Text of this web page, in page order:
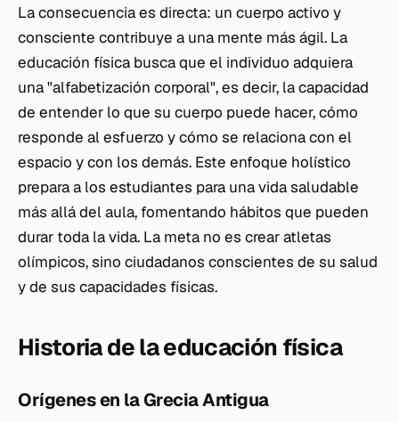
La consecuencia es directa: un cuerpo activo y
consciente contribuye a una mente más ágil. La
educación física busca que el individuo adquiera
una "alfabetización corporal", es decir, la capacidad
de entender lo que su cuerpo puede hacer, cómo
responde al esfuerzo y cómo se relaciona con el
espacio y con los demás. Este enfoque holístico
prepara a los estudiantes para una vida saludable
más allá del aula, fomentando hábitos que pueden
durar toda la vida. La meta no es crear atletas
olímpicos, sino ciudadanos conscientes de su salud
y de sus capacidades físicas.
Historia de la educación física
Orígenes en la Grecia Antigua